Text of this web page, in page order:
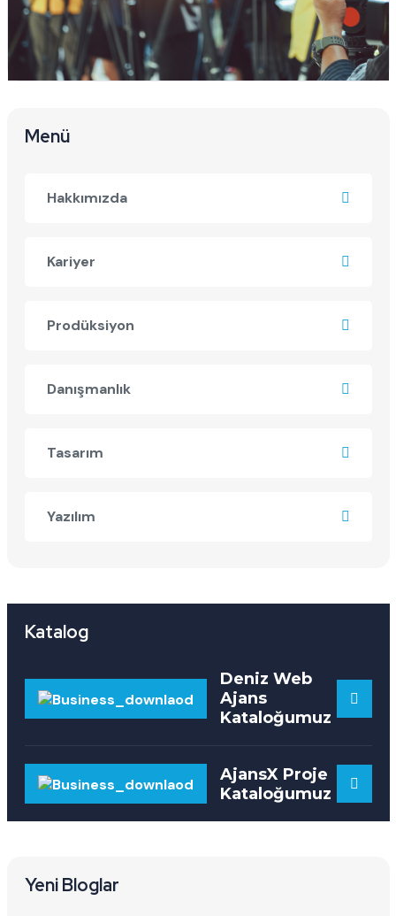
Menü
Hakkımızda
Kariyer
Prodüksiyon
Danışmanlık
Tasarım
Yazılım
Katalog
Deniz Web
Ajans
Kataloğumuz
AjansX Proje
Kataloğumuz
Yeni Bloglar